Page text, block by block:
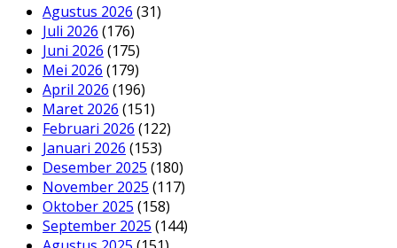
Agustus 2026 (31)
Juli 2026 (176)
Juni 2026 (175)
Mei 2026 (179)
April 2026 (196)
Maret 2026 (151)
Februari 2026 (122)
Januari 2026 (153)
Desember 2025 (180)
November 2025 (117)
Oktober 2025 (158)
September 2025 (144)